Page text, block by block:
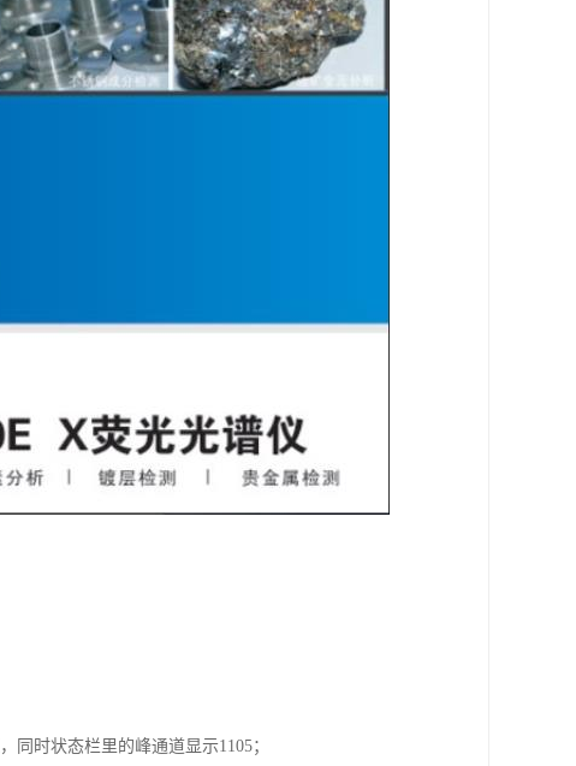
同时状态栏里的峰通道显示1105；